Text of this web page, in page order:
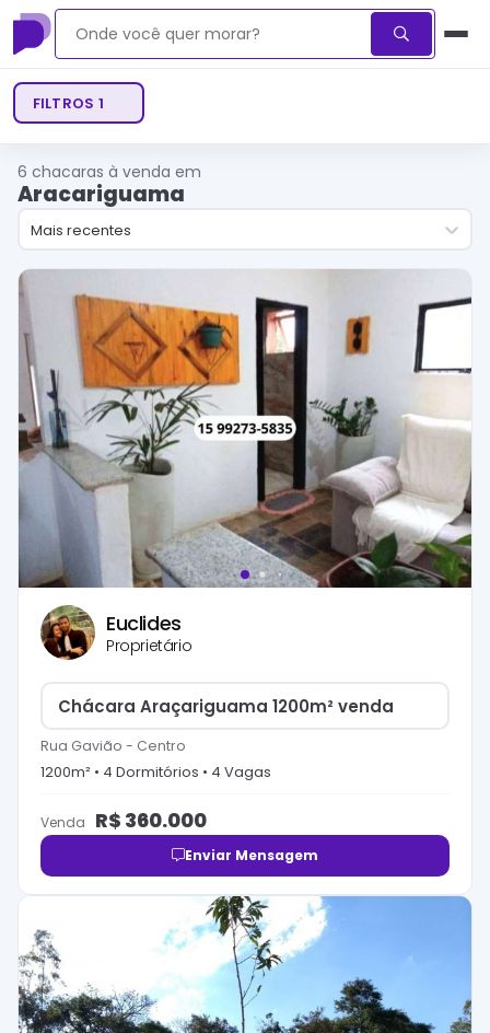
FILTROS 1
6 chacaras à venda em
Aracariguama
Mais recentes
Euclides
Proprietário
Chácara Araçariguama 1200m² venda
Rua Gavião - Centro
1200m² • 4 Dormitórios • 4 Vagas
Venda R$ 360.000
Enviar Mensagem